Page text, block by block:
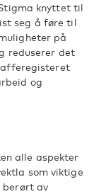
knyttet til
seg å føre til
på
reduserer det
og
alle aspekter
som viktige
berørt av